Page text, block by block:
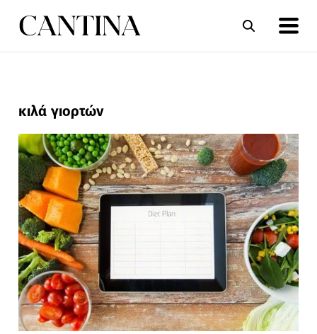
ΣΥΝΤΑΓΕΣ
κιλά γιορτών